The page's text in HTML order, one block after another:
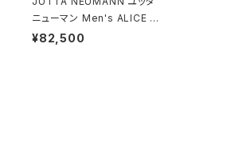
ニューマン Men's ALICE R
OUND アリス ラウンド サン
¥82,500